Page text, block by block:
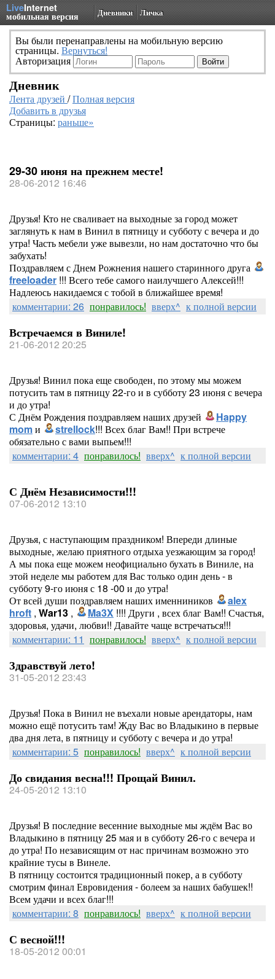
LiveInternet
мобильная версия Дневники Личка
Вы были перенаправлены на мобильную версию
страницы. Вернуться!
Авторизация
Дневник
Лента друзей /Полная версия
Добавить в друзья
Страницы: раньше»
29-30 июня на прежнем месте!
28-06-2012 16:46
Друзья! Кто не сваливает на выходные за город может
заглянуть к нам в Винил в пятницу и субботу с вечера и до
утра! Часть мебели уже вывезли, но нам достаточно что бы
забухать!
Поздравляем с Днем Рожнения нашего старинного друга
freeloader !!! Всего тебе самого наилучшего Алексей!!!
Надлеюсь накидаемся с тобой в ближайшее время!
комментарии: 26 понравилось! вверх^ к полной версии
Встречаемся в Виниле!
21-06-2012 20:25
Друзья! Винил пока еще свободен, по этому мы можем
потусить там в пятницу 22-го и в субботу 23 июня с вечера
и до утра!
С Днём Рождения поздравляем наших друзей
Happy
momи strellock!!! Всех благ Вам!! При встрече
обязательно с вами выпьем!!!
комментарии: 4 понравилось! вверх^ к полной версии
С Днём Независимости!!!
07-06-2012 13:10
Друзья, с наступающим праздником! Впереди длиные
выходные, желаю приятного отдыха уезжающим за город!
А мы пока еще можем неофициально бухать в Виниле, на
этой неделе мы работем для Вас только один день - в
субботу 9-го июня с 18 -00 и до утра!
От всей души поздравляем наших именниников
alex
hroft , War13 , Ma3X !!!! Други , всех благ Вам!! Счастья,
здоровья, удачи, любви!! Давайте чаще встречаться!!!
комментарии: 11 понравилось! вверх^ к полной версии
Здравствуй лето!
31-05-2012 23:43
Друзья! Пока в Винил не въехали новые арендаторы, нам
можно ещё потусить там! Жду Вас во Владыкино в первые
два дня лета, в пятницу и субботу с вечера и до утра!
комментарии: 5 понравилось! вверх^ к полной версии
До свидания весна!!! Прощай Винил.
24-05-2012 13:10
Друзья! В последние весенние выходные мы ждём Вас во
Владыкино в пятницу 25 мая и в субботу 26-го с вечера и
до утра! По независящим от нас причинам возможно это
крайние тусы в Винеле.
В пятницу состоится традиционный покер, а в субботу
смотрим финал Евровидения - болеем за наших бабушек!!
Всем удачи и всех благ!!!
комментарии: 8 понравилось! вверх^ к полной версии
С весной!!!
18-05-2012 00:01